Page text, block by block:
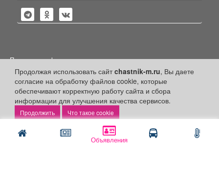
Объявления
Продолжая использовать сайтchastnik-m.ru, Вы даете
согласие на обработку файлов cookie, которые
обеспечивают корректную работу сайта и сбора
информации для улучшения качества сервисов.
Что такое cookie
Политика конфиденциальности
Публикации с пометкой «Реклама», «На правах рекламы»,
«Партнёрский проект» оплачены рекламодателем.
Редакция сайта не несет ответственности за достоверность
информации, содержащейся в рекламных материалах и
объявлениях.
ООО "Частник-М"